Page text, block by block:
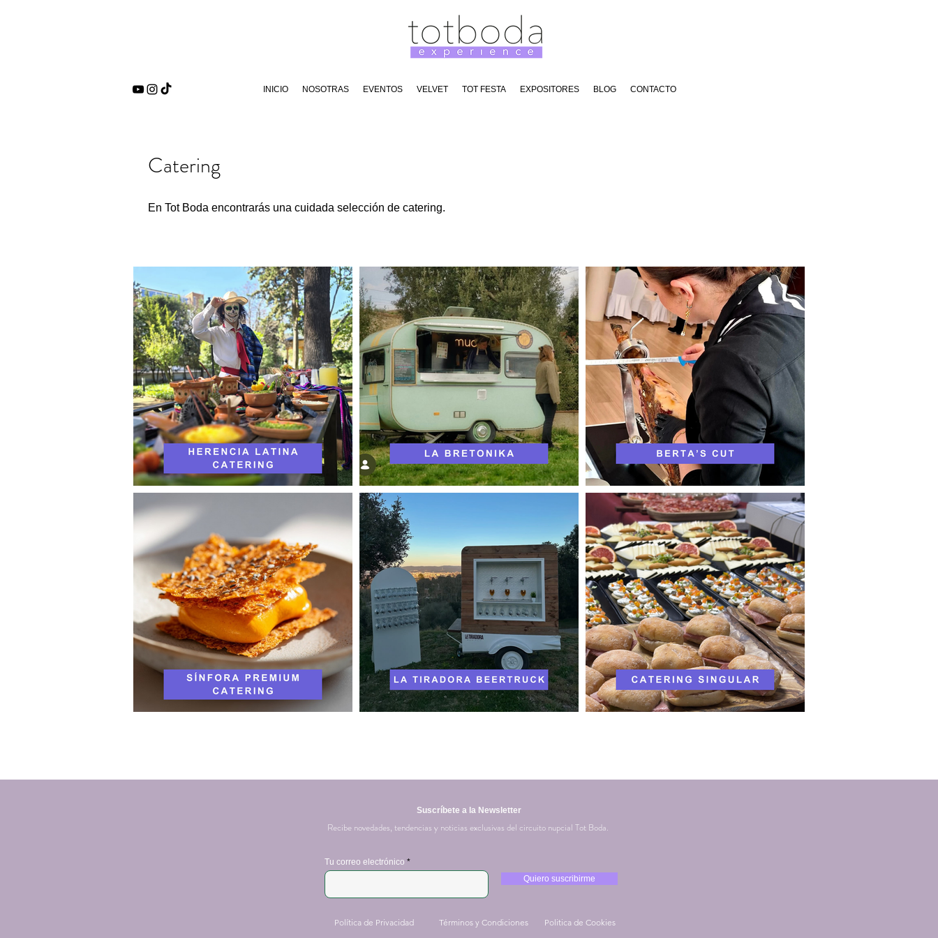
INICIO NOSOTRAS EVENTOS VELVET TOT FESTA EXPOSITORES BLOG CONTACTO
Catering
En Tot Boda encontrarás una cuidada selección de catering.
Suscríbete a la Newsletter
Recibe novedades, tendencias y noticias exclusivas del circuito nupcial Tot Boda.
Tu correo electrónico
Quiero suscribirme
Términos y Condiciones
Política de Privacidad Politica de Cookies